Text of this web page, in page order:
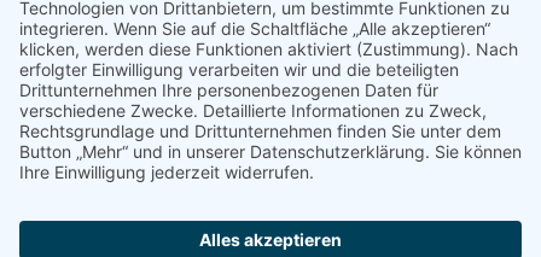
Schlagwörter
Ayan Restaurant Berlin Halo-Halo Henerasyon 2.0
philippinebüro philippinische Mythologie Pinoy Food
Podcast Rice & Roots tabo-tabo Tagalog